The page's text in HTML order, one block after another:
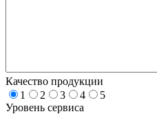
Качество продукции
1
2 3 4
5
Уровень сервиса